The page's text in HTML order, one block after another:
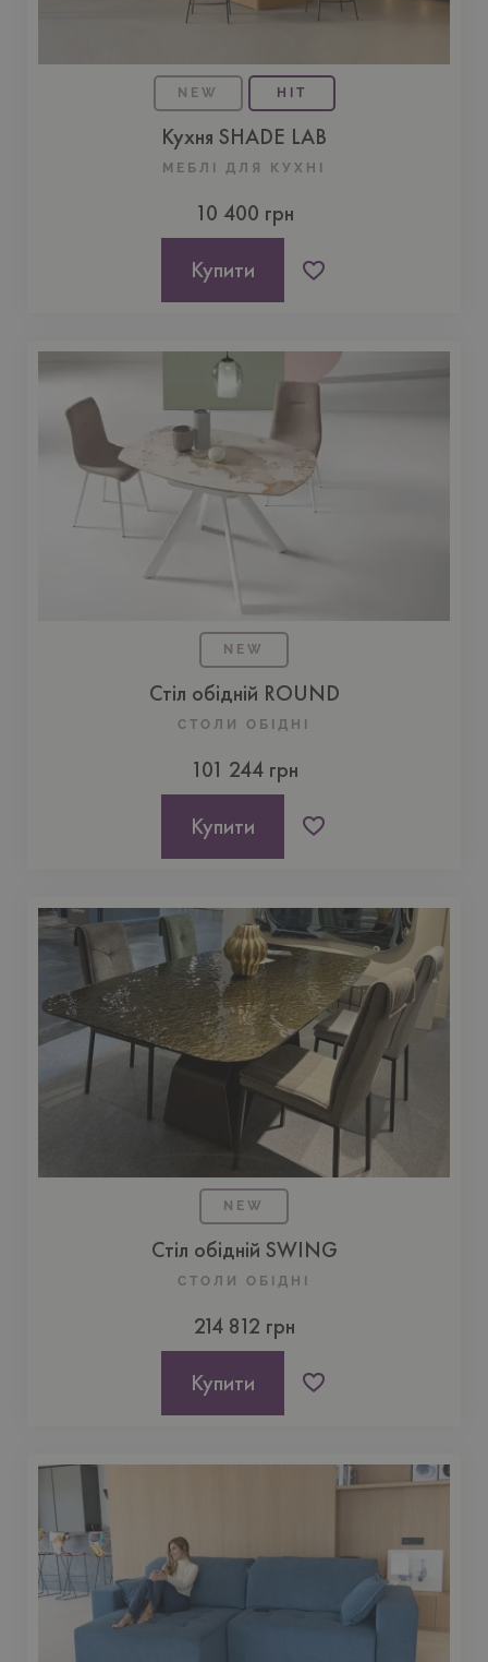
NEW HIT
Кухня SHADE LAB
МЕБЛІ ДЛЯ КУХНI
10 400 грн
Купити
NEW
Стіл обідній ROUND
СТОЛИ ОБІДНІ
101 244 грн
Купити
NEW
Стіл обідній SWING
СТОЛИ ОБІДНІ
214 812 грн
Купити